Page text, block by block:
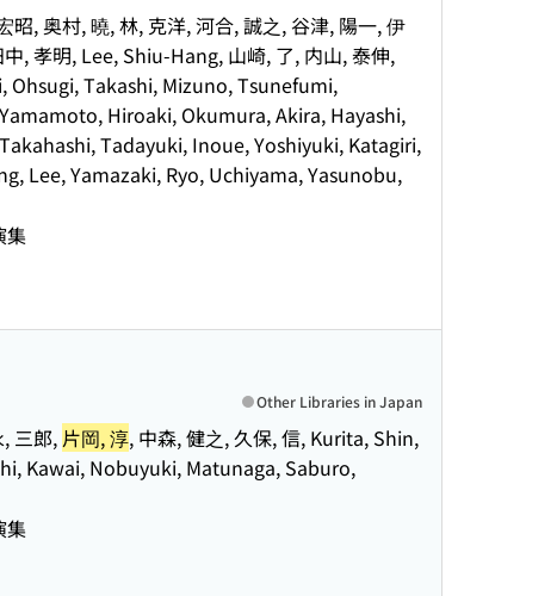
, 奥村, 曉, 林, 克洋, 河合, 誠之, 谷津, 陽一, 伊
, 孝明, Lee, Shiu-Hang, 山崎, 了, 内山, 泰伸,
Ohsugi, Takashi, Mizuno, Tsunefumi,
Hiroaki, Okumura, Akira, Hayashi,
Tadayuki, Inoue, Yoshiyuki, Katagiri,
Lee, Yamazaki, Ryo, Uchiyama, Yasunobu,
集
三郎, 片岡, 淳, 中森, 健之, 久保, 信, Kurita, Shin,
Kawai, Nobuyuki, Matunaga, Saburo,
集
Other Libraries in Japan